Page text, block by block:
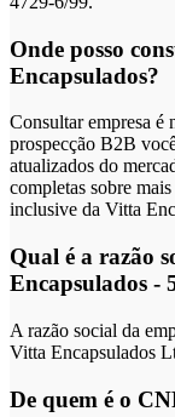
Onde posso
Encapsulados?
Consultar empresa é
prospecção B2B
atualizados do
completas sobre
inclusive da Vitta
Qual é a razão
Encapsulados -
A razão social da
Vitta Encapsulados
De quem é o